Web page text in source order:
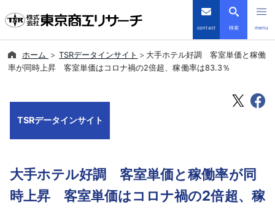
contact 検索 menu
倒産・注目企業情報
会社案内
ホーム TSRデータインサイト
大手ホテル好調 客室単価と稼働
率が同時上昇 客室単価はコロナ禍の2倍超、稼働率は83.3％
TSRデータインサイト
大手ホテル好調 客室単価と稼働率が同
時上昇 客室単価はコロナ禍の2倍超、稼